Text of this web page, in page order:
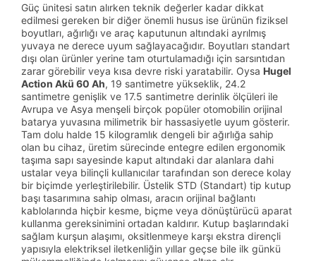
Güç ünitesi satın alırken teknik değerler kadar dikkat
edilmesi gereken bir diğer önemli husus ise ürünün fiziksel
boyutları, ağırlığı ve araç kaputunun altındaki ayrılmış
yuvaya ne derece uyum sağlayacağıdır. Boyutları standart
dışı olan ürünler yerine tam oturtulamadığı için sarsıntıdan
zarar görebilir veya kısa devre riski yaratabilir. Oysa Hugel
Action Akü 60 Ah, 19 santimetre yükseklik, 24.2
santimetre genişlik ve 17.5 santimetre derinlik ölçüleri ile
Avrupa ve Asya menşeli birçok popüler otomobilin orijinal
batarya yuvasına milimetrik bir hassasiyetle uyum gösterir.
Tam dolu halde 15 kilogramlık dengeli bir ağırlığa sahip
olan bu cihaz, üretim sürecinde entegre edilen ergonomik
taşıma sapı sayesinde kaput altındaki dar alanlara dahi
ustalar veya bilinçli kullanıcılar tarafından son derece kolay
bir biçimde yerleştirilebilir. Üstelik STD (Standart) tip kutup
başı tasarımına sahip olması, aracın orijinal bağlantı
kablolarında hiçbir kesme, biçme veya dönüştürücü aparat
kullanma gereksinimini ortadan kaldırır. Kutup başlarındaki
sağlam kurşun alaşımı, oksitlenmeye karşı ekstra dirençli
yapısıyla elektriksel iletkenliğin yıllar geçse bile ilk günkü